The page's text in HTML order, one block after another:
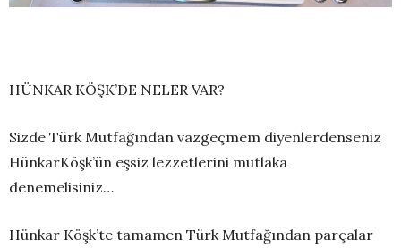
HÜNKAR KÖŞK’DE NELER VAR?
Sizde Türk Mutfağından vazgeçmem diyenlerdenseniz
HünkarKöşk’ün eşsiz lezzetlerini mutlaka
denemelisiniz…
Hünkar Köşk’te tamamen Türk Mutfağından parçalar